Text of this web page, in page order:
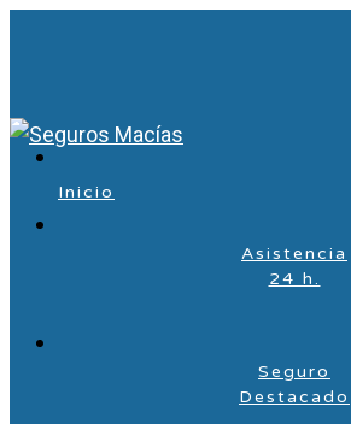
Inicio
Asistencia
24 h.
Seguro
Destacado